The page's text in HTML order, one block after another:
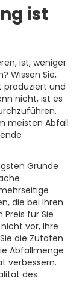
ist
ist, weniger
Wissen Sie,
produziert und
nicht, ist es
meisten Abfall
Gründe
die bei Ihren
für Sie
vor, Ihre
die Zutaten
Abfallmenge
verbessern.
des